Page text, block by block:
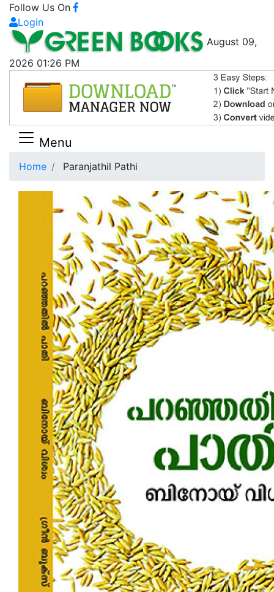
Follow Us On
Login
August 09,
2026 01:26 PM
Menu
Home Paranjathil Pathi